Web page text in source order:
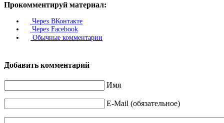
Прокомментируй материал:
Через ВКонтакте
Через Facebook
Обычные комментарии
Добавить комментарий
Имя
E-Mail (обязательное)